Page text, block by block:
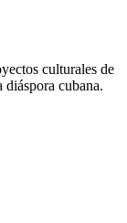
culturales de
cubana.